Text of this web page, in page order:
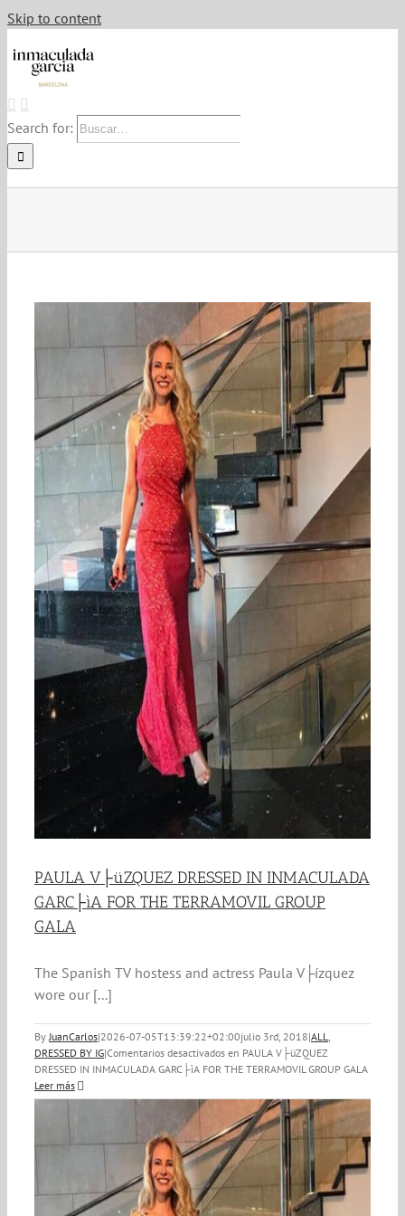
Skip to content
Search for:
PAULA V├üZQUEZ DRESSED IN INMACULADA
GARC├ìA FOR THE TERRAMOVIL GROUP
GALA
The Spanish TV hostess and actress Paula V├ízquez
wore our [...]
ByJuanCarlos|2026-07-05T13:39:22+02:00julio 3rd, 2018|ALL,
DRESSED BY IG|Comentarios desactivados en PAULA V├üZQUEZ
DRESSED IN INMACULADA GARC├ìA FOR THE TERRAMOVIL GROUP GALA
Leer más